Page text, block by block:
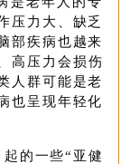
压力大、缺乏
部疾病也越来
高压力会损伤
人群可能是老
也呈现年轻化
的一些“亚健